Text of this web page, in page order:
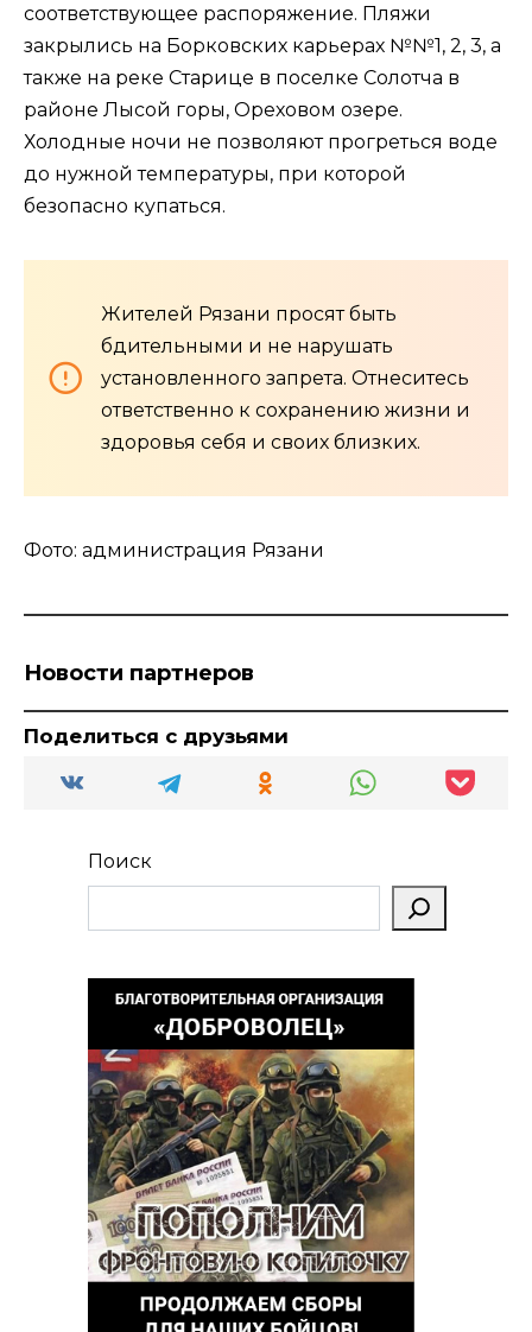
соответствующее распоряжение. Пляжи
закрылись на Борковских карьерах №№1, 2, 3, а
также на реке Старице в поселке Солотча в
районе Лысой горы, Ореховом озере.
Холодные ночи не позволяют прогреться воде
до нужной температуры, при которой
безопасно купаться.
Жителей Рязани просят быть
бдительными и не нарушать
установленного запрета. Отнеситесь
ответственно к сохранению жизни и
здоровья себя и своих близких.
Фото: администрация Рязани
Новости партнеров
Поделиться с друзьями
Поиск